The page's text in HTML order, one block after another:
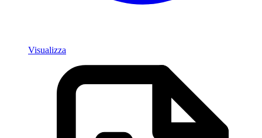
Visualizza